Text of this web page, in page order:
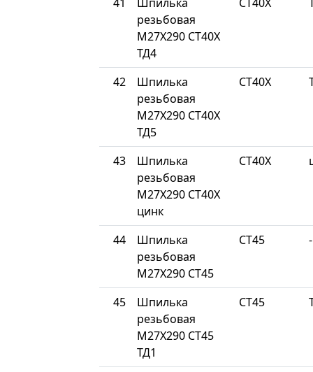
резьбовая
М27Х290 СТ40Х
ТД4
42
Шпилька
резьбовая
М27Х290 СТ40Х
ТД5
СТ40Х
43
Шпилька
резьбовая
М27Х290 СТ40Х
цинк
СТ40Х
44
Шпилька
резьбовая
М27Х290 СТ45
СТ45 -
45
Шпилька
резьбовая
М27Х290 СТ45
ТД1
СТ45